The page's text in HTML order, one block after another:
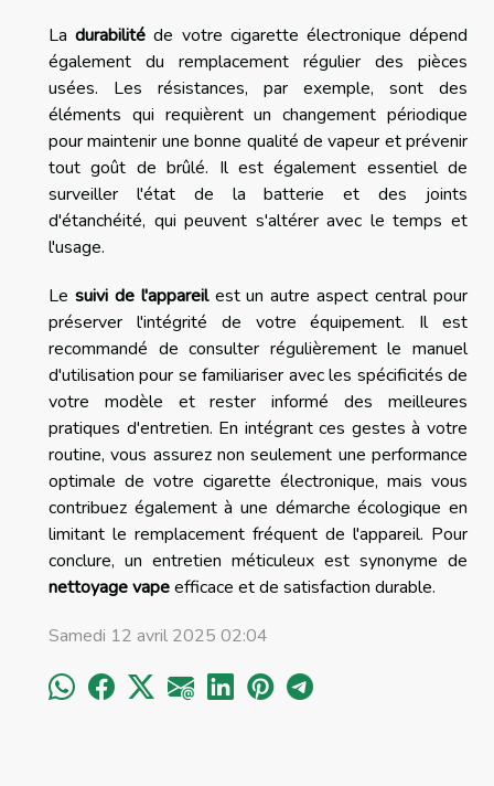
Ladurabilité de votre cigarette électronique dépend
également du remplacement régulier des pièces
usées. Les résistances, par exemple, sont des
éléments qui requièrent un changement périodique
pour maintenir une bonne qualité de vapeur et prévenir
tout goût de brûlé. Il est également essentiel de
surveiller l'état de la batterie et des joints
d'étanchéité, qui peuvent s'altérer avec le temps et
l'usage.
Le suivi de l'appareilest un autre aspect central pour
préserver l'intégrité de votre équipement. Il est
recommandé de consulter régulièrement le manuel
d'utilisation pour se familiariser avec les spécificités de
votre modèle et rester informé des meilleures
pratiques d'entretien. En intégrant ces gestes à votre
routine, vous assurez non seulement une performance
optimale de votre cigarette électronique, mais vous
contribuez également à une démarche écologique en
limitant le remplacement fréquent de l'appareil. Pour
conclure, un entretien méticuleux est synonyme de
nettoyage vapeefficace et de satisfaction durable.
Samedi 12 avril 2025 02:04